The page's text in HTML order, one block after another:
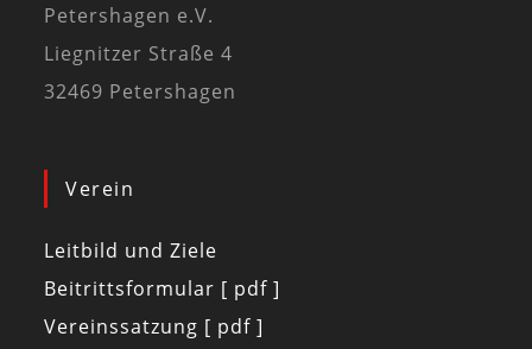
Petershagen e.V.
Liegnitzer Straße 4
32469 Petershagen
Verein
Leitbild und Ziele
Beitrittsformular [ pdf ]
Vereinssatzung [ pdf ]